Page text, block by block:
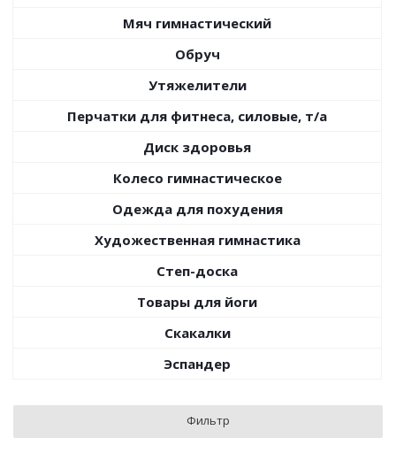
Мяч гимнастический
Обруч
Утяжелители
Перчатки для фитнеса, силовые, т/а
Диск здоровья
Колесо гимнастическое
Одежда для похудения
Художественная гимнастика
Степ-доска
Товары для йоги
Скакалки
Эспандер
Фильтр